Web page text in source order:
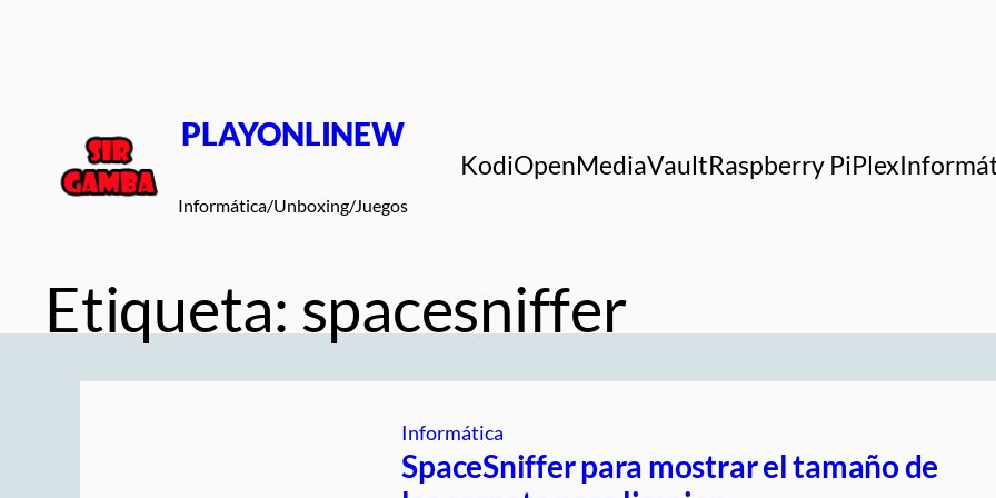
PLAYONLINEW
Informática/Unboxing/Juegos
KodiOpenMediaVaultRaspberry PiPlex
Etiqueta: spacesniffer
Informática
SpaceSniffer para mostrar el tamaño de